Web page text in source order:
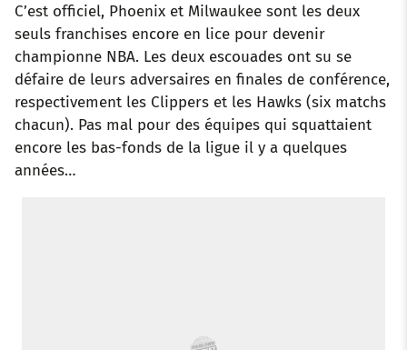
o
k
r p
p
r
e
s
t
I
n
C’est officiel, Phoenix et Milwaukee sont les deux
seuls franchises encore en lice pour devenir
championne NBA. Les deux escouades ont su se
défaire de leurs adversaires en finales de conférence,
respectivement les Clippers et les Hawks (six matchs
chacun). Pas mal pour des équipes qui squattaient
encore les bas-fonds de la ligue il y a quelques
années…